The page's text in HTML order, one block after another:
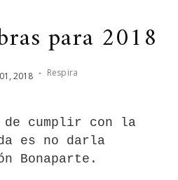
para 2018
01 , 2018 - Respira
de cumplir con la
es no darla
Bonaparte.